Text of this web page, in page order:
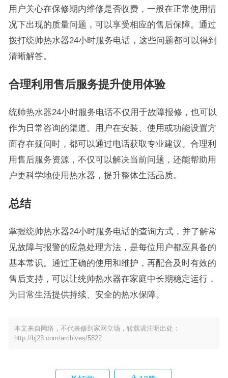
用户关心在保修期内维修是否收费，一般在正常使用情
况下出现的质量问题，可以享受相应的售后保障。通过
拨打统帅热水器24小时服务电话，这些问题都可以得到
清晰解答。
合理利用售后服务提升使用体验
统帅热水器24小时服务电话不仅用于故障报修，也可以
作为日常咨询的渠道。用户在安装、使用或功能设置方
面存在疑问时，都可以通过电话获取专业建议。合理利
用售后服务资源，不仅可以解决当前问题，还能帮助用
户更科学地使用热水器，提升整体生活品质。
总结
掌握统帅热水器24小时服务电话的查询方式，并了解常
见故障与报警的应急处理方法，是每位用户都应具备的
基本常识。通过正确的使用和维护，再配合及时有效的
售后支持，可以让统帅热水器在家庭中长期稳定运行，
为日常生活提供持续、安全的热水保障。
本文来自网络，不代表修到家网立场，转载请注明出处：
http://bj23.com/archives/5822